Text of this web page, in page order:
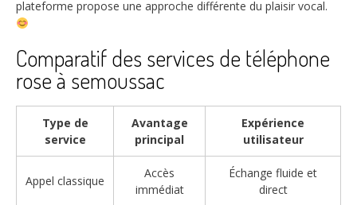
plateforme propose une approche différente du plaisir vocal.
Comparatif des services de téléphone
rose à semoussac
Type de
service
Avantage
principal
Expérience
utilisateur
Appel classique
Accès
immédiat
Échange fluide et
direct